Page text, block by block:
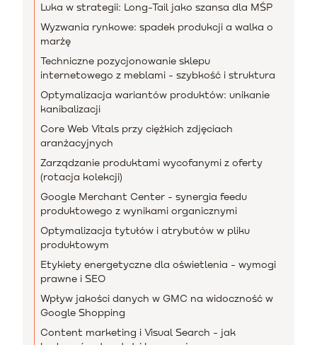
Luka w strategii: Long-Tail jako szansa dla MŚP
Wyzwania rynkowe: spadek produkcji a walka o
marżę
Techniczne pozycjonowanie sklepu
internetowego z meblami - szybkość i struktura
Optymalizacja wariantów produktów: unikanie
kanibalizacji
Core Web Vitals przy ciężkich zdjęciach
aranżacyjnych
Zarządzanie produktami wycofanymi z oferty
(rotacja kolekcji)
Google Merchant Center - synergia feedu
produktowego z wynikami organicznymi
Optymalizacja tytułów i atrybutów w pliku
produktowym
Etykiety energetyczne dla oświetlenia - wymogi
prawne i SEO
Wpływ jakości danych w GMC na widoczność w
Google Shopping
Content marketing i Visual Search - jak